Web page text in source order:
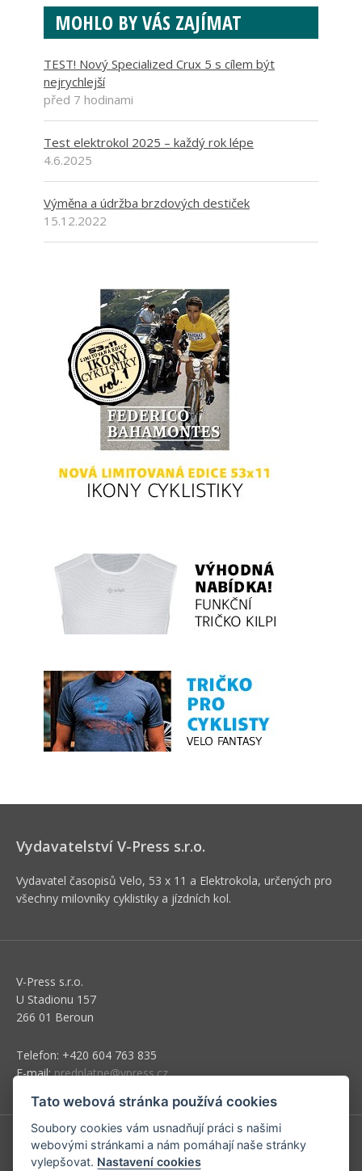
MOHLO BY VÁS ZAJÍMAT
TEST! Nový Specialized Crux 5 s cílem být
nejrychlejší
před 7 hodinami
Test elektrokol 2025 – každý rok lépe
4.6.2025
Výměna a údržba brzdových destiček
15.12.2022
Vydavatelství V-Press s.r.o.
Vydavatel časopisů Velo, 53 x 11 a Elektrokola, určených pro
všechny milovníky cyklistiky a jízdních kol.
V-Press s.r.o.
U Stadionu 157
266 01 Beroun
Telefon: +420 604 763 835
E-mail:predplatne@vpress.cz
Redakce
Tato webová stránka používá cookies
Soubory cookies vám usnadňují práci s našimi
webovými stránkami a nám pomáhají naše stránky
vylepšovat. Nastavení cookies